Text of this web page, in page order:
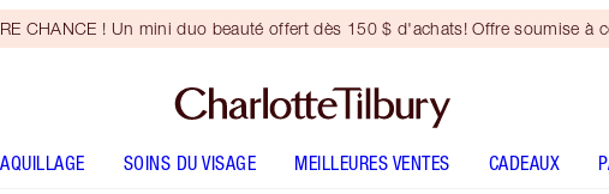
CHANCE ! Un mini duo beauté offert dès 150 $ d'achats! Offre soumise à
SOINS DU VISAGE MEILLEURES VENTES CADEAUX